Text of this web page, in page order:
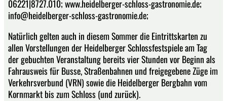
06221|8727.010; www.heidelberger-schloss-gastronomie.de;
info@heidelberger-schloss-gastronomie.de;
Natürlich gelten auch in diesem Sommer die Eintrittskarten zu
allen Vorstellungen der Heidelberger Schlossfestspiele am Tag
der gebuchten Veranstaltung bereits vier Stunden vor Beginn als
Fahrausweis für Busse, Straßenbahnen und freigegebene Züge im
Verkehrsverbund (VRN) sowie die Heidelberger Bergbahn vom
Kornmarkt bis zum Schloss (und zurück).